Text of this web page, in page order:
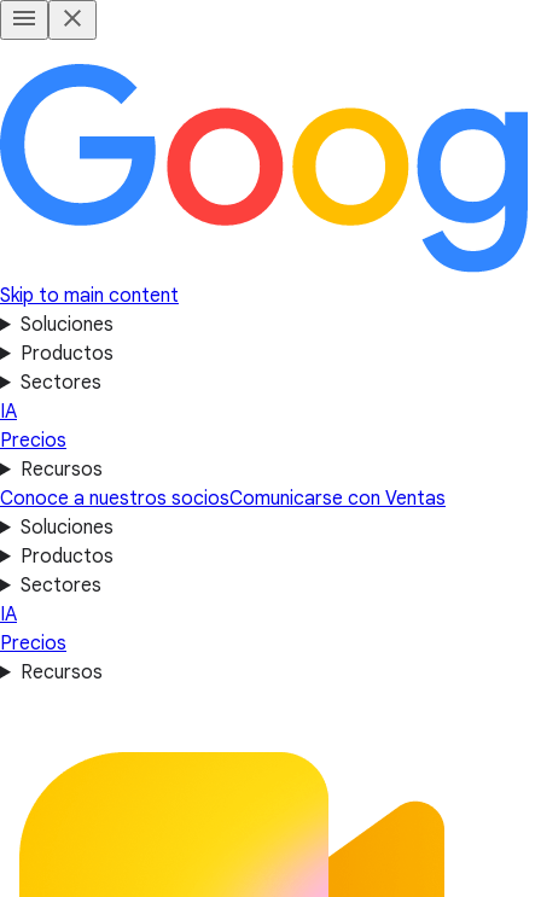
Skip to main content
Soluciones
Productos
Sectores
IA
Precios
Recursos
Conoce a nuestros sociosComunicarse con Ventas
Soluciones
Productos
Sectores
IA
Precios
Recursos